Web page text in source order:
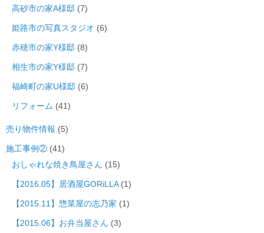
高砂市の家A様邸 (7)
姫路市の写真スタジオ (6)
赤穂市の家Y様邸 (8)
相生市の家Y様邸 (7)
福崎町の家U様邸 (6)
リフォーム (41)
売り物件情報 (5)
施工事例② (41)
おしゃれな焼き鳥屋さん (15)
【2016.05】居酒屋GORiLLA(1)
【2015.11】惣菜屋の志乃家 (1)
【2015.06】お弁当屋さん (3)